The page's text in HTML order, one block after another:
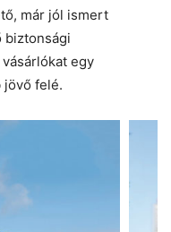
már jól ismert
biztonsági
egy
jövő felé.